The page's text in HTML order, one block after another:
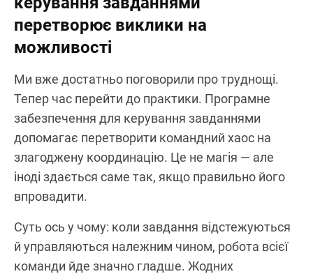
перетворює виклики на
можливості
Ми вже достатньо поговорили про труднощі.
Тепер час перейти до практики. Програмне
забезпечення для керування завданнями
допомагає перетворити командний хаос на
злагоджену координацію. Це не магія — але
іноді здається саме так, якщо правильно його
впровадити.
Суть ось у чому: коли завдання відстежуються
й управляються належним чином, робота всієї
команди йде значно гладше. Жодних